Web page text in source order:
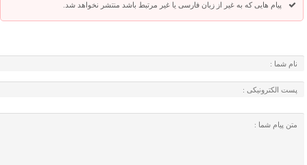
پیام هایی که به غیر از زبان فارسی یا غیر مرتبط باشد منتشر نخواهد شد.